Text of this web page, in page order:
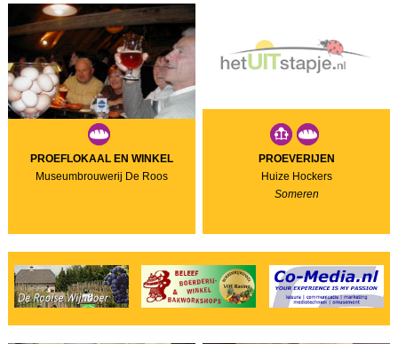
PROEFLOKAAL EN WINKEL
Museumbrouwerij De Roos
PROEVERIJEN
Huize Hockers
Someren